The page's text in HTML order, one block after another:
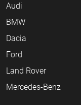
Audi
BMW
Dacia
Ford
Land Rover
Mercedes-Benz